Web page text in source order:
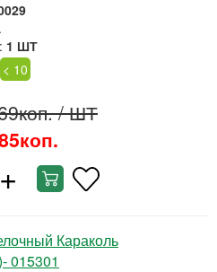
1 ШТ
< 10
/ ШТ
+
Караколь
015301